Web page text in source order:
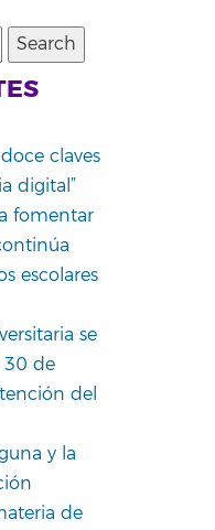
claves
digital”
fomentar
escolares
se
30 de
del
y la
de